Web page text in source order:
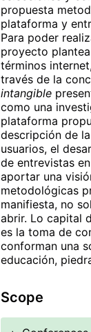
propuesta
plataforma y
Para poder
proyecto
términos
través de la
intangible
como una
plataforma
descripción de
usuarios, el
de entrevistas
aportar una
metodológicas
manifiesta, no
abrir. Lo capital
es la toma de
conforman una
educación,
Scope